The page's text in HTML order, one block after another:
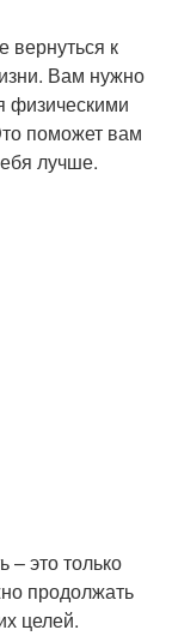
вернуться к
Вам нужно
физическими
поможет вам
лучше.
– это только
продолжать
целей.